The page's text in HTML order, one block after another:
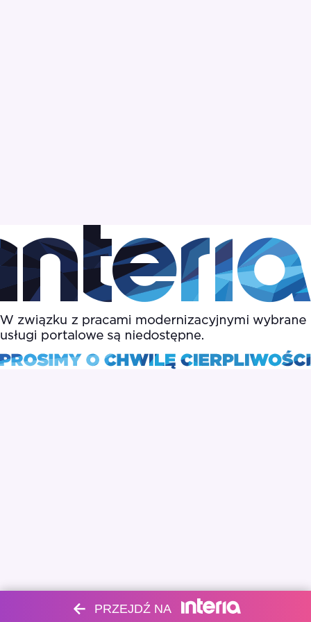
PRZEJDŹ NA